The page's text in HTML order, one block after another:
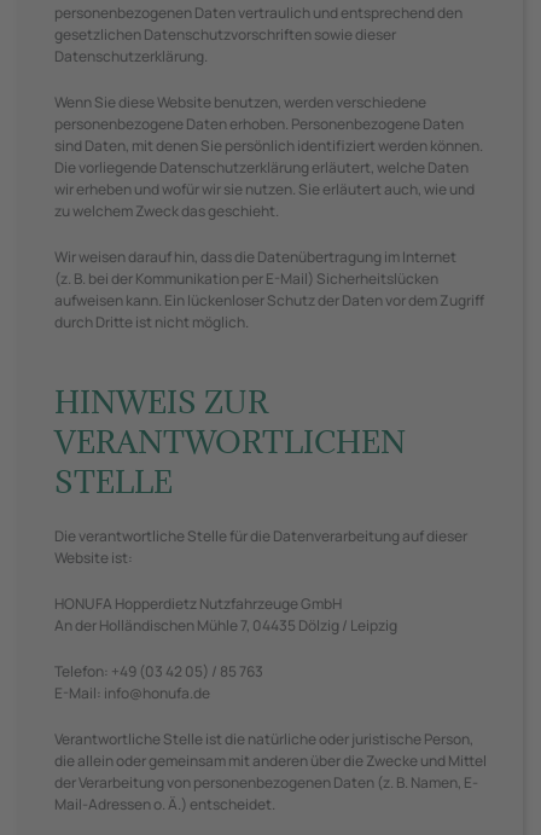
personenbezogenen Daten vertraulich und entsprechend den
gesetzlichen Datenschutzvorschriften sowie dieser
Datenschutzerklärung.
Wenn Sie diese Website benutzen, werden verschiedene
personenbezogene Daten erhoben. Personenbezogene Daten
sind Daten, mit denen Sie persönlich identifiziert werden können.
Die vorliegende Datenschutzerklärung erläutert, welche Daten
wir erheben und wofür wir sie nutzen. Sie erläutert auch, wie und
zu welchem Zweck das geschieht.
Wir weisen darauf hin, dass die Datenübertragung im Internet
(z. B. bei der Kommunikation per E-Mail) Sicherheitslücken
aufweisen kann. Ein lückenloser Schutz der Daten vor dem Zugriff
durch Dritte ist nicht möglich.
HINWEIS ZUR
VERANTWORTLICHEN
STELLE
Die verantwortliche Stelle für die Datenverarbeitung auf dieser
Website ist:
HONUFA Hopperdietz Nutzfahrzeuge GmbH
An der Holländischen Mühle 7, 04435 Dölzig / Leipzig
Telefon: +49 (03 42 05) / 85 763
E-Mail: info@honufa.de
Verantwortliche Stelle ist die natürliche oder juristische Person,
die allein oder gemeinsam mit anderen über die Zwecke und Mittel
der Verarbeitung von personenbezogenen Daten (z. B. Namen, E-
Mail-Adressen o. Ä.) entscheidet.